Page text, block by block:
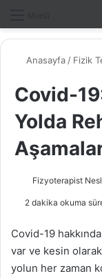
Anasayfa / Fizik
Covid-
Yolda
Fizyoterapist
2 dakika okuma
Covid-19
var ve kesin
yolun her zaman